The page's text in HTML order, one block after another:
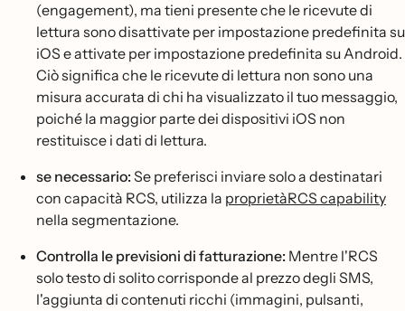
(engagement), ma tieni presente che le ricevute di
lettura sono disattivate per impostazione predefinita su
iOS e attivate per impostazione predefinita su Android.
Ciò significa che le ricevute di lettura non sono una
misura accurata di chi ha visualizzato il tuo messaggio,
poiché la maggior parte dei dispositivi iOS non
restituisce i dati di lettura.
se necessario:Se preferisci inviare solo a destinatari
con capacità RCS, utilizza la proprietàRCS capability
nella segmentazione.
Controlla le previsioni di fatturazione: Mentre l'RCS
solo testo di solito corrisponde al prezzo degli SMS,
l'aggiunta di contenuti ricchi (immagini, pulsanti,